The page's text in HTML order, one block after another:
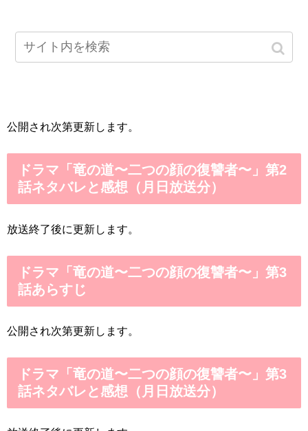
公開され次第更新します。
ドラマ「竜の道〜二つの顔の復讐者〜」第2
話ネタバレと感想（月日放送分）
放送終了後に更新します。
ドラマ「竜の道〜二つの顔の復讐者〜」第3
話あらすじ
公開され次第更新します。
ドラマ「竜の道〜二つの顔の復讐者〜」第3
話ネタバレと感想（月日放送分）